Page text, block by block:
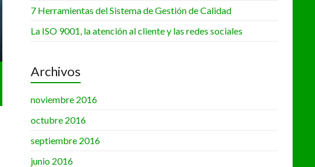
7 Herramientas del Sistema de Gestión de Calidad
La ISO 9001, la atención al cliente y las redes sociales
Archivos
noviembre 2016
octubre 2016
septiembre 2016
junio 2016
•